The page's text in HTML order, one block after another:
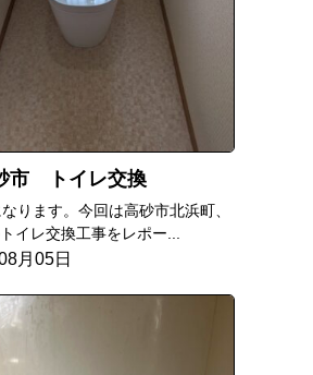
市 トイレ交換
ります。今回は高砂市北浜町、
イレ交換工事をレポー...
月05日